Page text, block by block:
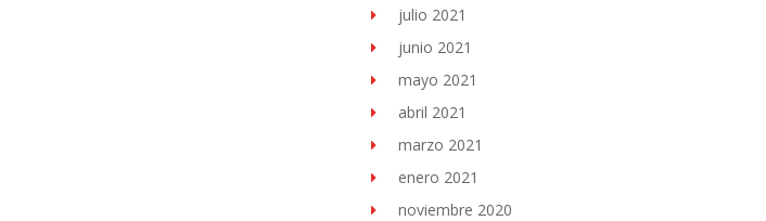
julio 2021
junio 2021
mayo 2021
abril 2021
marzo 2021
enero 2021
noviembre 2020